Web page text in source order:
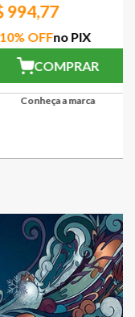
% OFFno PIX
COMPRAR
Conheça a marca